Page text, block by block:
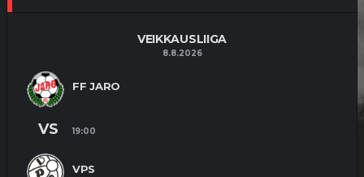
VEIKKAUSLIIGA
8.8.2026
FF JARO
VPS
VS 19:00